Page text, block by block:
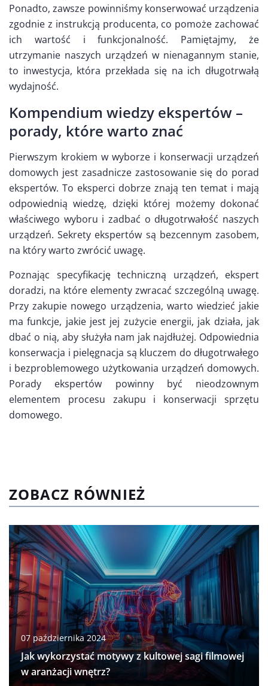
Ponadto, zawsze powinniśmy konserwować urządzenia
zgodnie z instrukcją producenta, co pomoże zachować
ich wartość i funkcjonalność. Pamiętajmy, że
utrzymanie naszych urządzeń w nienagannym stanie,
to inwestycja, która przekłada się na ich długotrwałą
wydajność.
Kompendium wiedzy ekspertów –
porady, które warto znać
Pierwszym krokiem w wyborze i konserwacji urządzeń
domowych jest zasadnicze zastosowanie się do porad
ekspertów. To eksperci dobrze znają ten temat i mają
odpowiednią wiedzę, dzięki której możemy dokonać
właściwego wyboru i zadbać o długotrwałość naszych
urządzeń. Sekrety ekspertów są bezcennym zasobem,
na który warto zwrócić uwagę.
Poznając specyfikację techniczną urządzeń, ekspert
doradzi, na które elementy zwracać szczególną uwagę.
Przy zakupie nowego urządzenia, warto wiedzieć jakie
ma funkcje, jakie jest jej zużycie energii, jak działa, jak
dbać o nią, aby służyła nam jak najdłużej. Odpowiednia
konserwacja i pielęgnacja są kluczem do długotrwałego
i bezproblemowego użytkowania urządzeń domowych.
Porady ekspertów powinny być nieodzownym
elementem procesu zakupu i konserwacji sprzętu
domowego.
ZOBACZ RÓWNIEŻ
07 października 2024
Jak wykorzystać motywy z kultowej sagi filmowej
w aranżacji wnętrz?